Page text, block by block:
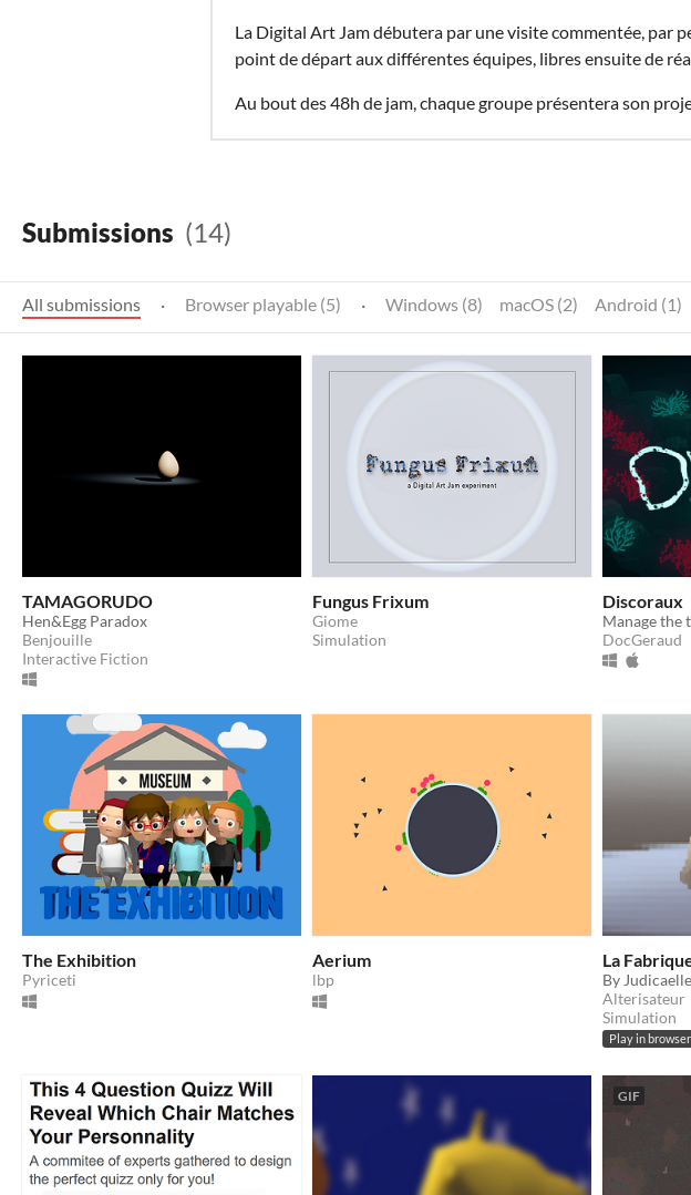
La Digital Art Jam débutera par une visite commentée, par
point de départ aux différentes équipes, libres ensuite de
Au bout des 48h de jam, chaque groupe présentera son
Submissions (14)
All submissions · Browser playable (5) · Windows (8) macOS (2) Android (1)
TAMAGORUDO
Hen&Egg Paradox
Benjouille
Interactive Fiction
Fungus Frixum
Giome
Simulation
Discoraux
DocGeraud
The Exhibition
Pyriceti
Aerium
lbp
La
By
Alterisateur
Simulation
Play in browser
GIF